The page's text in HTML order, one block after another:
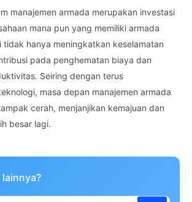
manajemen armada merupakan investasi
mana pun yang memiliki armada
tidak hanya meningkatkan keselamatan
pada penghematan biaya dan
Seiring dengan terus
masa depan manajemen armada
cerah, menjanjikan kemajuan dan
besar lagi.